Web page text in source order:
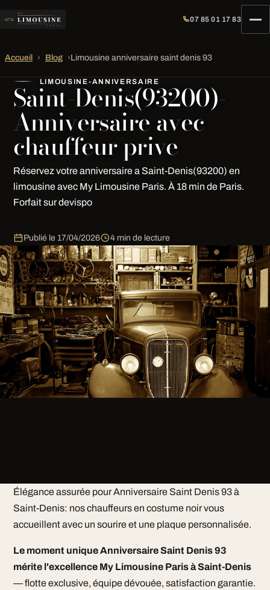
07 85 01 17 83
Accueil › Blog ›Limousine anniversaire saint denis 93
LIMOUSINE-ANNIVERSAIRE
Saint-Denis(93200)-
Anniversaire avec
chauffeur prive
Réservez votre anniversaire a Saint-Denis(93200) en
limousine avec My Limousine Paris. À 18 min de Paris.
Forfait sur devispo
Publié le 17/04/2026 4 min de lecture
Élégance assurée pour Anniversaire Saint Denis 93 à
Saint-Denis: nos chauffeurs en costume noir vous
accueillent avec un sourire et une plaque personnalisée.
Le moment unique Anniversaire Saint Denis 93
mérite l'excellence My Limousine Paris à Saint-Denis
— flotte exclusive, équipe dévouée, satisfaction garantie.